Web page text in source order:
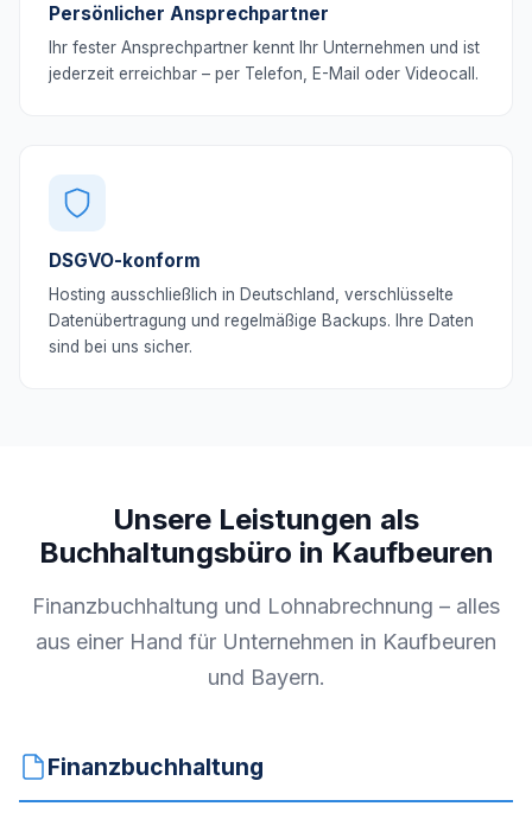
Persönlicher Ansprechpartner
Ihr fester Ansprechpartner kennt Ihr Unternehmen und ist
jederzeit erreichbar – per Telefon, E-Mail oder Videocall.
DSGVO-konform
Hosting ausschließlich in Deutschland, verschlüsselte
Datenübertragung und regelmäßige Backups. Ihre Daten
sind bei uns sicher.
Unsere Leistungen als
Buchhaltungsbüro in Kaufbeuren
Finanzbuchhaltung und Lohnabrechnung – alles
aus einer Hand für Unternehmen in Kaufbeuren
und Bayern.
Finanzbuchhaltung